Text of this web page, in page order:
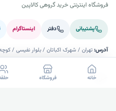
فروشگاه اینترنتی خرید گروهی کالاپین
پشتیبانی دفتر اینستاگرام
آدرس:تهران / شهرک اکباتان / بلوار نفیسی / کوچه کیوان
خریدخانه فروشگاه